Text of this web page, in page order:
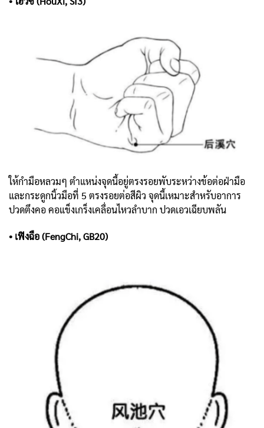
ให้กำมือหลวมๆ ตำแหน่งจุดนี้อยู่ตรงรอยพับระหว่างข้อต่อฝ่ามือ
และกระดูกนิ้วมือที่ 5 ตรงรอยต่อสีผิว จุดนี้เหมาะสำหรับอาการ
ปวดตึงคอ คอแข็งเกร็งเคลื่อนไหวลำบาก ปวดเอวเฉียบพลัน
• เฟิงฉือ (FengChi, GB20)